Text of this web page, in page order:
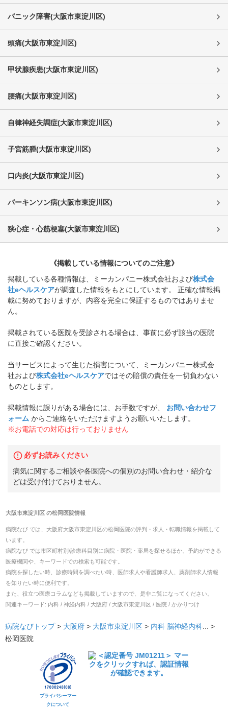
パニック障害(大阪市東淀川区)
頭痛(大阪市東淀川区)
甲状腺疾患(大阪市東淀川区)
腰痛(大阪市東淀川区)
自律神経失調症(大阪市東淀川区)
子宮筋腫(大阪市東淀川区)
口内炎(大阪市東淀川区)
パーキンソン病(大阪市東淀川区)
狭心症・心筋梗塞(大阪市東淀川区)
《掲載している情報についてのご注意》
掲載している各種情報は、ミーカンパニー株式会社および株式会
社eヘルスケアが調査した情報をもとにしています。 正確な情報掲
載に努めておりますが、内容を完全に保証するものではありませ
ん。
掲載されている医院を受診される場合は、事前に必ず該当の医院
に直接ご確認ください。
当サービスによって生じた損害について、ミーカンパニー株式会
社および株式会社eヘルスケアではその賠償の責任を一切負わない
ものとします。
掲載情報に誤りがある場合には、お手数ですが、
お問い合わせフ
ォーム からご連絡をいただけますようお願いいたします。
※お電話での対応は行っておりません
必ずお読みください
病気に関するご相談や各医院への個別のお問い合わせ・紹介な
どは受け付けておりません。
大阪市東淀川区の松岡医院情報
病院なび では、 大阪府大阪市東淀川区の松岡医院の評判・求人・転職情報を掲載して
います。
病院なび では市区町村別/診療科目別に病院・医院・薬局を探せるほか、予約ができる
医療機関や、キーワードでの検索も可能です。
病院を探したい時、診療時間を調べたい時、医師求人や看護師求人、薬剤師求人情報
を知りたい時に便利です。
また、役立つ医療コラムなども掲載していますので、是非ご覧になってください。
関連キーワード: 内科 / 神経内科 / 大阪府 / 大阪市東淀川区 / 医院 / かかりつけ
病院なびトップ > 大阪府 > 大阪市東淀川区 > 内科 脳神経内科... >
松岡医院
プライバシーマー
クについて